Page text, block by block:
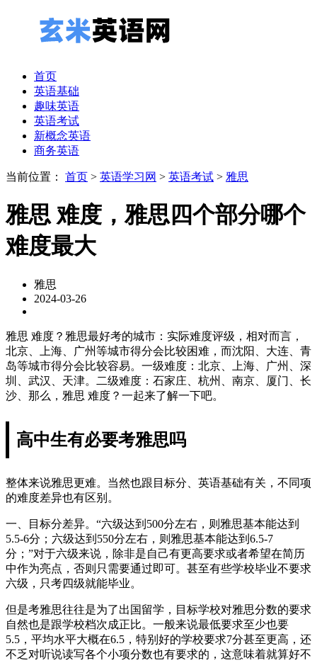
首页
英语基础
趣味英语
英语考试
新概念英语
商务英语
当前位置： 首页 > 英语学习网 > 英语考试 > 雅思
雅思 难度，雅思四个部分哪个
难度最大
雅思
2024-03-26
雅思 难度？雅思最好考的城市：实际难度评级，相对而言，
北京、上海、广州等城市得分会比较困难，而沈阳、大连、青
岛等城市得分会比较容易。一级难度：北京、上海、广州、深
圳、武汉、天津。二级难度：石家庄、杭州、南京、厦门、长
沙、那么，雅思 难度？一起来了解一下吧。
高中生有必要考雅思吗
整体来说雅思更难。当然也跟目标分、英语基础有关，不同项
的难度差异也有区别。
一、目标分差异。“六级达到500分左右，则雅思基本能达到
5.5-6分；六级达到550分左右，则雅思基本能达到6.5-7
分；”对于六级来说，除非是自己有更高要求或者希望在简历
中作为亮点，否则只需要通过即可。甚至有些学校毕业不要求
六级，只考四级就能毕业。
但是考雅思往往是为了出国留学，目标学校对雅思分数的要求
自然也是跟学校档次成正比。一般来说最低要求至少也要
5.5，平均水平大概在6.5，特别好的学校要求7分甚至更高，还
不乏对听说读写各个小项分数也有要求的，这意味着就算好不